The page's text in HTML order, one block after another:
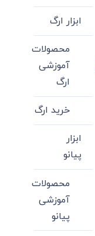
ابزار ارگ
محصولات
آموزشی
ارگ
خرید ارگ
ابزار
پیانو
محصولات
آموزشی
پیانو